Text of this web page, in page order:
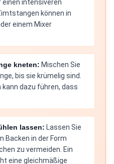
intensiveren
können in
einem Mixer
kneten: Mischen Sie
bis sie krümelig sind.
dazu führen, dass
lassen: Lassen Sie
Backen in der Form
zu vermeiden. Ein
eine gleichmäßige